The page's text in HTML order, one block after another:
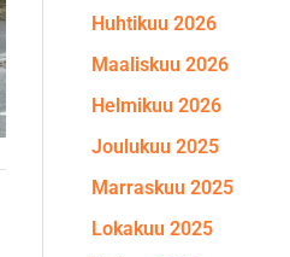
Huhtikuu 2026
Maaliskuu 2026
Helmikuu 2026
Joulukuu 2025
Marraskuu 2025
Lokakuu 2025